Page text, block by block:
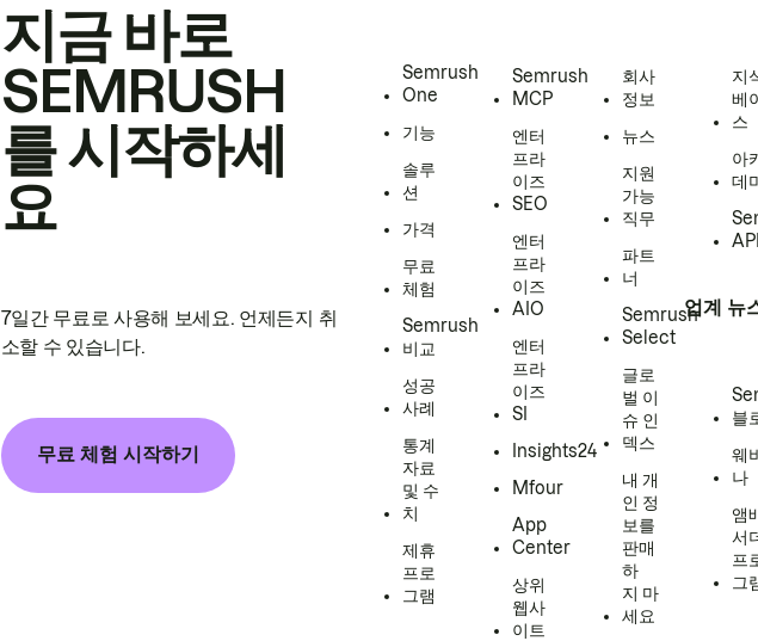
지금 바로
SEMRUSH
를 시작하세
요
7일간 무료로 사용해 보세요. 언제든지 취
소할 수 있습니다.
무료 체험 시작하기
Semrush
One
기능
솔루
션
가격
무료
체험
Semrush
비교
성공
사례
통계
자료
및 수
치
제휴
프로
그램
Semrush
MCP
엔터
프라
이즈
SEO
엔터
프라
이즈
AIO
엔터
프라
이즈
SI
Insights24
Mfour
App
Center
상위
웹사
이트
회사
정보
뉴스
지원
가능
직무
파트
너
Semrush
Select
글로
벌 이
슈 인
덱스
내 개
인 정
보를
판매
하
지 마
세요
지
베
스
아
데
업계 뉴
블
웨
나
앰
서
프
그